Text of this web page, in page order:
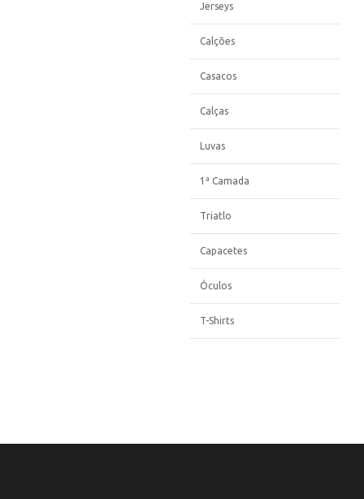
Jerseys
Calções
Casacos
Calças
Luvas
1ª Camada
Triatlo
Capacetes
Óculos
T-Shirts